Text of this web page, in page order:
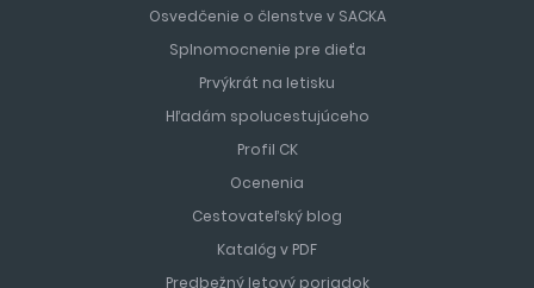
Osvedčenie o členstve v SACKA
Splnomocnenie pre dieťa
Prvýkrát na letisku
Hľadám spolucestujúceho
Profil CK
Ocenenia
Cestovateľský blog
Katalóg v PDF
Predbežný letový poriadok